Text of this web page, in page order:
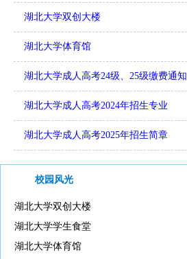
湖北大学双创大楼
湖北大学体育馆
湖北大学成人高考24级、25级缴费通知
湖北大学成人高考2024年招生专业
湖北大学成人高考2025年招生简章
校园风光
湖北大学双创大楼
湖北大学学生食堂
湖北大学体育馆